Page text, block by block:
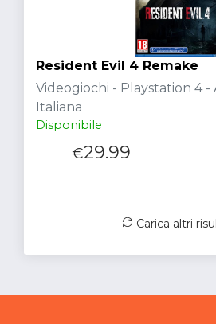
Resident Evil 4 Remake
Videogiochi - Playstation 4 -
Italiana
Disponibile
€29.99
Carica altri